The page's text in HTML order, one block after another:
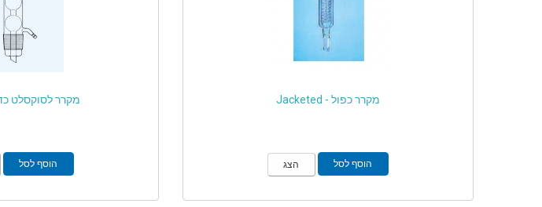
מקרר כפול - Jacketed
הוסף לסל הצג
מקרר לסוקסלט
הוסף לסל